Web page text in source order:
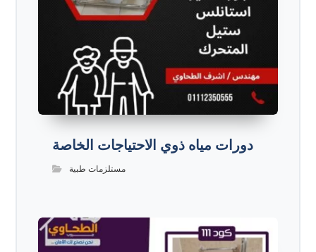
دورات مياه ذوي الاحتياجات الخاصة
مستلزمات طبية